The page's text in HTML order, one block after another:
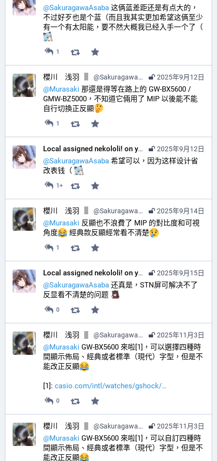
@SakuragawaAsaba 这俩蓝差距还是有点大的，
不过好歹也是个蓝（而且我其实更加希望这俩至少
1
2025年9月12日
櫻川 浅羽 @SakuragawaAsaba@hub.sakuragawa.moe
@Murasaki 那還是得等在路上的 GW-BX5600 /
GMW-BZ5000，不知道它倆用了 MIP 以後能不能
自行切換正反顯
1
2025年9月12日
Local assigned nekololi! on your timeline :nacholook:
@SakuragawaAsaba 希望可以，因为这样设计省
改表钱（
1+
2025年9月14日
櫻川 浅羽 @SakuragawaAsaba@hub.sakuragawa.moe
@Murasaki 反顯也不浪費了 MIP 的對比度和可視
角度
經典款反顯經常看不清楚
1
2025年9月15日
Local assigned nekololi! on your timeline :nacholook:
@SakuragawaAsaba 还真是，STN屏可解决不了
反显看不清楚的问题
0
2025年11月3日
櫻川 浅羽 @SakuragawaAsaba@hub.sakuragawa.moe
@Murasaki GW-BX5600 來啦[1]，可以選擇四種時
間顯示佈局、經典或者標準（現代）字型，但是不
能改正反顯
[1]: casio.com/intl/watches/gshock/
0
2025年11月3日
櫻川 浅羽 @SakuragawaAsaba@hub.sakuragawa.moe
@Murasaki GW-BX5600 來啦[1]，可以自訂四種時
間顯示佈局、經典或者標準（現代）字型，但是不
能改正反顯